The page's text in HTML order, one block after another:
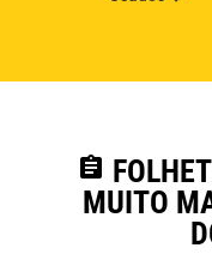
assignment
MUITO